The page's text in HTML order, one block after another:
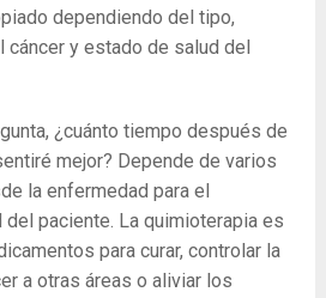
dependiendo del tipo,
cáncer y estado de salud del
¿cuánto tiempo después de
mejor? Depende de varios
la enfermedad para el
paciente. La quimioterapia es
para curar, controlar la
a otras áreas o aliviar los